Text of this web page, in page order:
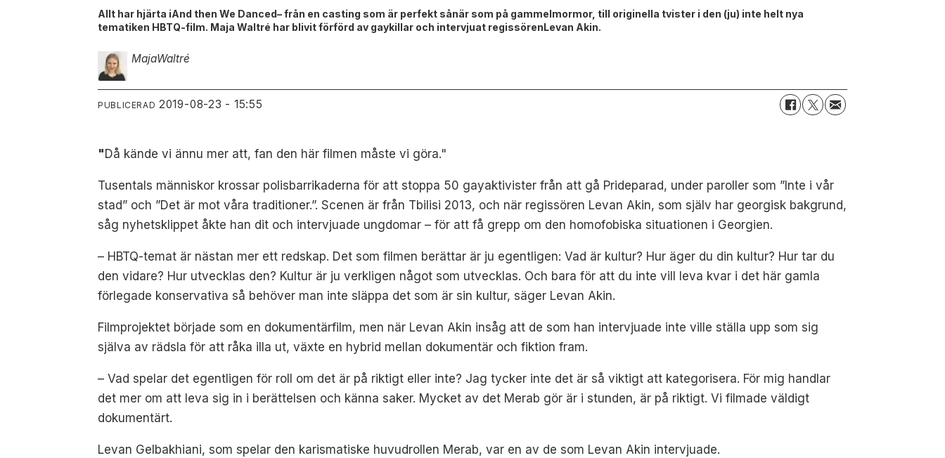
Allt har hjärta iAnd then We Danced– från en casting som är perfekt sånär som på gammelmormor, till originella tvister i den (ju) inte helt nya
tematiken HBTQ-film. Maja Waltré har blivit förförd av gaykillar och intervjuat regissörenLevan Akin.
MajaWaltré
PUBLICERAD 2019-08-23 - 15:55
" Då kände vi ännu mer att, fan den här filmen måste vi göra."
Tusentals människor krossar polisbarrikaderna för att stoppa 50 gayaktivister från att gå Prideparad, under paroller som ”Inte i vår
stad” och ”Det är mot våra traditioner.”. Scenen är från Tbilisi 2013, och när regissören Levan Akin, som själv har georgisk bakgrund,
såg nyhetsklippet åkte han dit och intervjuade ungdomar – för att få grepp om den homofobiska situationen i Georgien.
– HBTQ-temat är nästan mer ett redskap. Det som filmen berättar är ju egentligen: Vad är kultur? Hur äger du din kultur? Hur tar du
den vidare? Hur utvecklas den? Kultur är ju verkligen något som utvecklas. Och bara för att du inte vill leva kvar i det här gamla
förlegade konservativa så behöver man inte släppa det som är sin kultur, säger Levan Akin.
Filmprojektet började som en dokumentärfilm, men när Levan Akin insåg att de som han intervjuade inte ville ställa upp som sig
själva av rädsla för att råka illa ut, växte en hybrid mellan dokumentär och fiktion fram.
– Vad spelar det egentligen för roll om det är på riktigt eller inte? Jag tycker inte det är så viktigt att kategorisera. För mig handlar
det mer om att leva sig in i berättelsen och känna saker. Mycket av det Merab gör är i stunden, är på riktigt. Vi filmade väldigt
dokumentärt.
Levan Gelbakhiani, som spelar den karismatiske huvudrollen Merab, var en av de som Levan Akin intervjuade.